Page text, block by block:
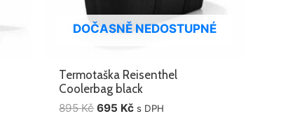
DOČASNĚ NEDOSTUPNÉ
Termotaška Reisenthel
Coolerbag black
895Kč 695 Kč s DPH